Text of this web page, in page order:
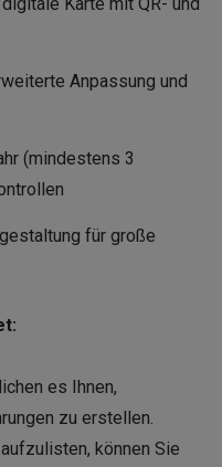
Anpassung und
(mindestens 3
für große
es Ihnen,
zu erstellen.
können Sie